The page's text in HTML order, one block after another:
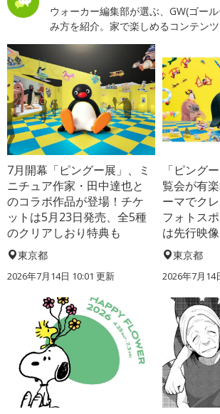
ウォーカー編集部が選ぶ、GW(ゴー
み方を紹介。家で楽しめるコンテンツ
7月開幕「ピングー展」、ミ
ニチュア作家・田中達也と
のコラボ作品が登場！チケ
ットは5月23日発売、全5種
のクリアしおり特典も
東京都
2026年7月14日 10:01 更新
「ピング
覧会が有
ーマでク
フォトス
は先行映
東京都
2026年7月14